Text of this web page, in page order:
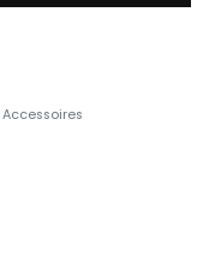
Accessoires